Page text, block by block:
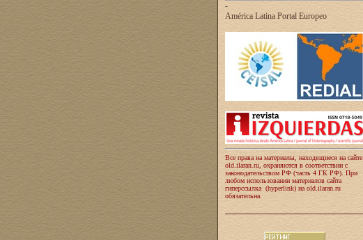
-
América Latina Portal Europeo
Все права на материалы, находящиеся на сайте
old.ilaran.ru, охраняются в соответствии с
законодательством РФ (часть 4 ГК РФ). При
любом использовании материалов сайта
гиперссылка (hyperlink) на old.ilaran.ru
обязательна.